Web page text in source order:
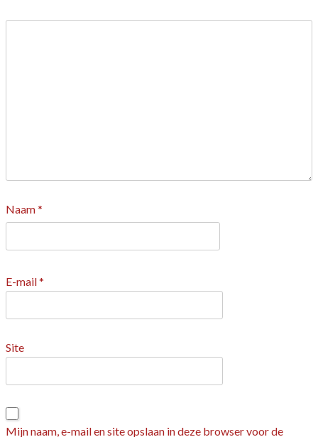
Naam*
E-mail*
Site
Mijn naam, e-mail en site opslaan in deze browser voor de